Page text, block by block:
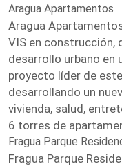
Aragua Apartamentos
Aragua
VIS en construcción,
desarrollo urbano en
proyecto líder de
desarrollando un
vivienda, salud,
6 torres de
Fragua Parque
Fragua Parque